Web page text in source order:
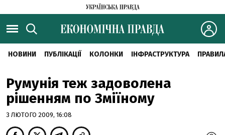
НОВИНИ ПУБЛІКАЦІЇ КОЛОНКИ ІНФРАСТРУКТУРА
Румунія теж задоволена
рішенням по Зміїному
3 ЛЮТОГО 2009, 16:08